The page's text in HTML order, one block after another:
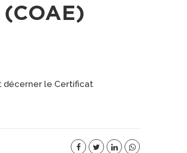
(COAE)
décerner le Certificat